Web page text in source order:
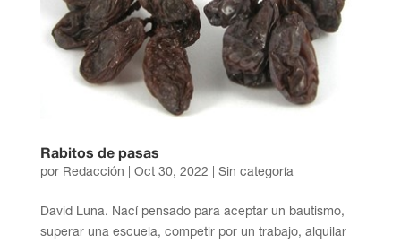
Rabitos de pasas
por Redacción Oct 30, 2022 | Sin categoría
David Luna. Nací pensado para aceptar un bautismo,
superar una escuela, competir por un trabajo, alquilar